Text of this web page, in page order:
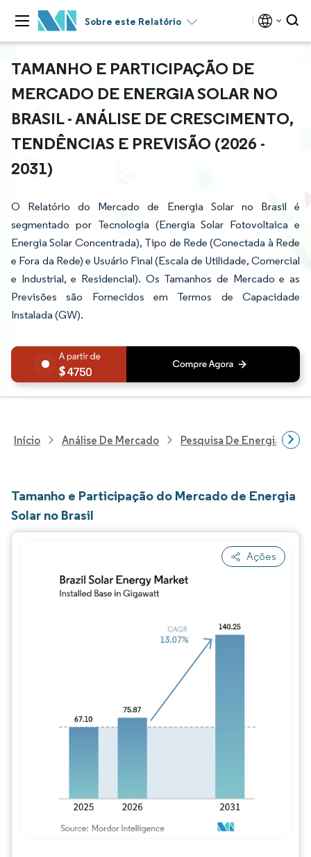
Sobre este Relatório
TAMANHO E PARTICIPAÇÃO DE
MERCADO DE ENERGIA SOLAR NO
BRASIL - ANÁLISE DE CRESCIMENTO,
TENDÊNCIAS E PREVISÃO (2026 -
2031)
O Relatório do Mercado de Energia Solar no Brasil é
segmentado por Tecnologia (Energia Solar Fotovoltaica e
Energia Solar Concentrada), Tipo de Rede (Conectada à Rede
e Fora da Rede) e Usuário Final (Escala de Utilidade, Comercial
e Industrial, e Residencial). Os Tamanhos de Mercado e as
Previsões são Fornecidos em Termos de Capacidade
Instalada (GW).
4750
Início Análise De Mercado Pesquisa De Energia E
Tamanho e Participação do Mercado de Energia
Solar no Brasil
Ações
Imagem © Mordor Intelligence. O reuso